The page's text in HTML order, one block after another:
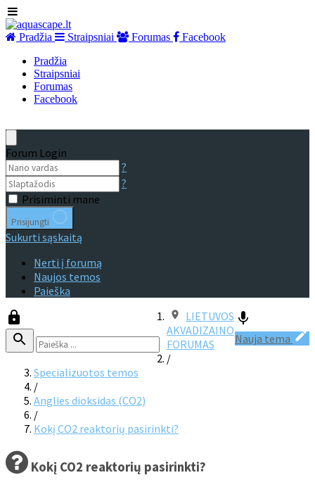
Pradžia Straipsniai Forumas
Facebook
Pradžia
Straipsniai
Forumas
Facebook
Forum Login
?
?
Prisiminti mane
Prisijungti
Sukurti sąskaitą
Nerti į forumą
Naujos temos
Paieška
Nauja tema
LIETUVOS
AKVADIZAINO
FORUMAS
/
Specializuotos temos
/
Anglies dioksidas (CO2)
/
Kokį CO2 reaktorių pasirinkti?
Kokį CO2 reaktorių pasirinkti?